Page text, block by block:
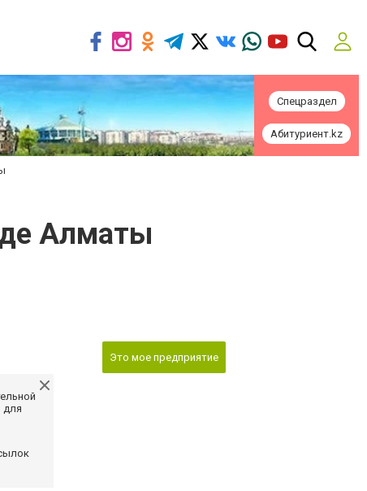
Спецраздел
Абитуриент.kz
Алматы
для
Это мое предприятие